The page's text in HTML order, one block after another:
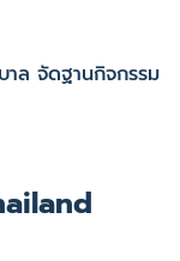
ล จัดฐานกิจกรรม